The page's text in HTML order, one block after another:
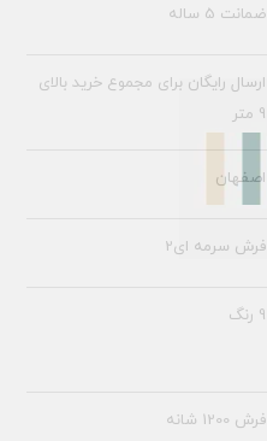
ضمانت 5 ساله
ارسال رایگان برای مجموع خرید بالای
9 متر
اصفهان
فرش سرمه ای2
9 رنگ
فرش 1200 شانه